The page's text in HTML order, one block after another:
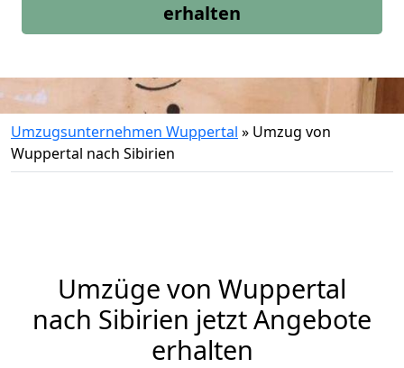
erhalten
Umzugsunternehmen Wuppertal » Umzug von
Wuppertal nach Sibirien
Umzüge von Wuppertal
nach Sibirien jetzt Angebote
erhalten